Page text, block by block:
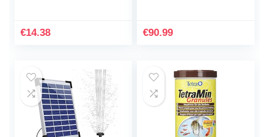
aquariums
€14.38
en…
€90.99